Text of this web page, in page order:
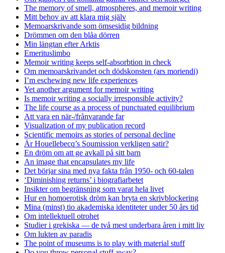
The memory of smell, atmospheres, and memoir writing
Mitt behov av att klara mig själv
Memoarskrivande som ömsesidig bildning
Drömmen om den blåa dörren
Min längtan efter Arktis
Emerituslimbo
Memoir writing keeps self-absorbtion in check
Om memoarskrivandet och dödskonsten (ars moriendi)
I’m eschewing new life experiences
Yet another argument for memoir writing
Is memoir writing a socially irresponsible activity?
The life course as a process of punctuated equilibrium
Att vara en när-/frånvarande far
Visualization of my publication record
Scientific memoirs as stories of personal decline
Är Houellebecq’s Soumission verkligen satir?
En dröm om att ge avkall på sitt barn
An image that encapsulates my life
Det börjar sina med nya fakta från 1950- och 60-talen
‘Diminishing returns’ i biografiarbetet
Insikter om begränsning som varat hela livet
Hur en homoerotisk dröm kan bryta en skrivblockering
Mina (minst) tio akademiska identiteter under 50 års tid
Om intellektuell otrohet
Studier i grekiska — de två mest underbara åren i mitt liv
Om lukten av paradis
The point of museums is to play with material stuff